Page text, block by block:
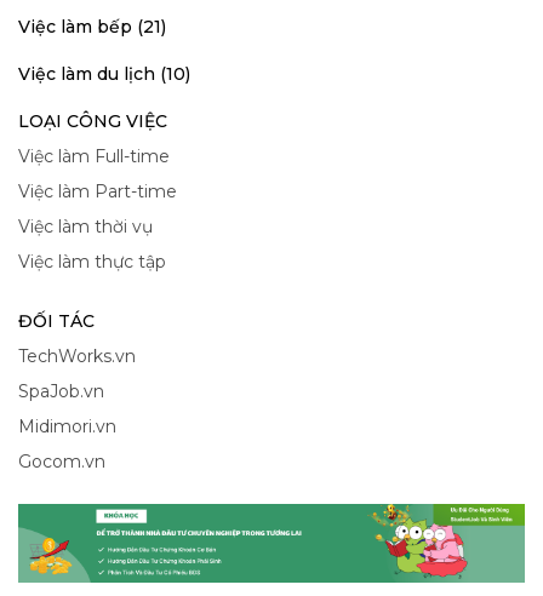
Việc làm bếp (21)
Việc làm du lịch (10)
LOẠI CÔNG VIỆC
Việc làm Full-time
Việc làm Part-time
Việc làm thời vụ
Việc làm thực tập
ĐỐI TÁC
TechWorks.vn
SpaJob.vn
Midimori.vn
Gocom.vn